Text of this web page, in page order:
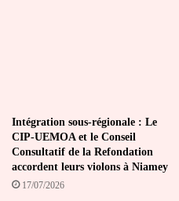
Intégration sous-régionale : Le
CIP-UEMOA et le Conseil
Consultatif de la Refondation
accordent leurs violons à Niamey
17/07/2026